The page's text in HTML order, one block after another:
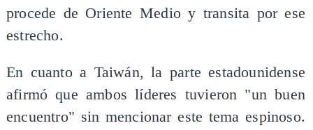
procede de Oriente Medio y transita por ese
estrecho.
En cuanto a Taiwán, la parte estadounidense
afirmó que ambos líderes tuvieron "un buen
encuentro" sin mencionar este tema espinoso.